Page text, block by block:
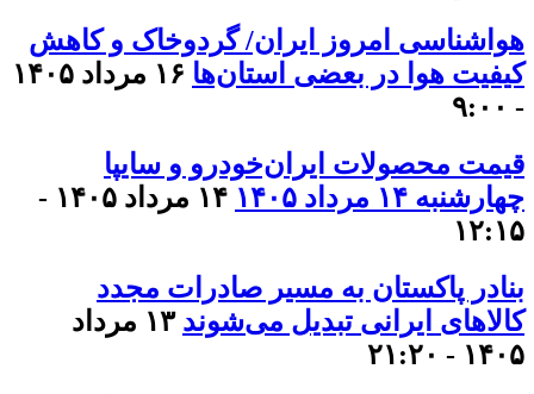
هواشناسی امروز ایران/ گردوخاک و کاهش
کیفیت هوا در بعضی استان‌ها
۱۶ مرداد ۱۴۰۵
- ۹:۰۰
قیمت محصولات ایران‌خودرو و سایپا
چهارشنبه ۱۴ مرداد ۱۴۰۵
۱۴ مرداد ۱۴۰۵ -
۱۲:۱۵
بنادر پاکستان به مسیر صادرات مجدد
کالاهای ایرانی تبدیل می‌شوند
۱۳ مرداد
۱۴۰۵ - ۲۱:۲۰